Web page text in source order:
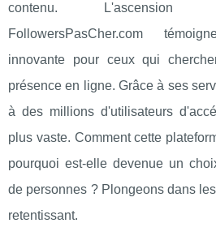
contenu. L'ascension
FollowersPasCher.com
innovante pour ceux qui
présence en ligne. Grâce à ses
à des millions d'utilisateurs
plus vaste. Comment cette
pourquoi est-elle devenue un
de personnes ? Plongeons dans
retentissant.